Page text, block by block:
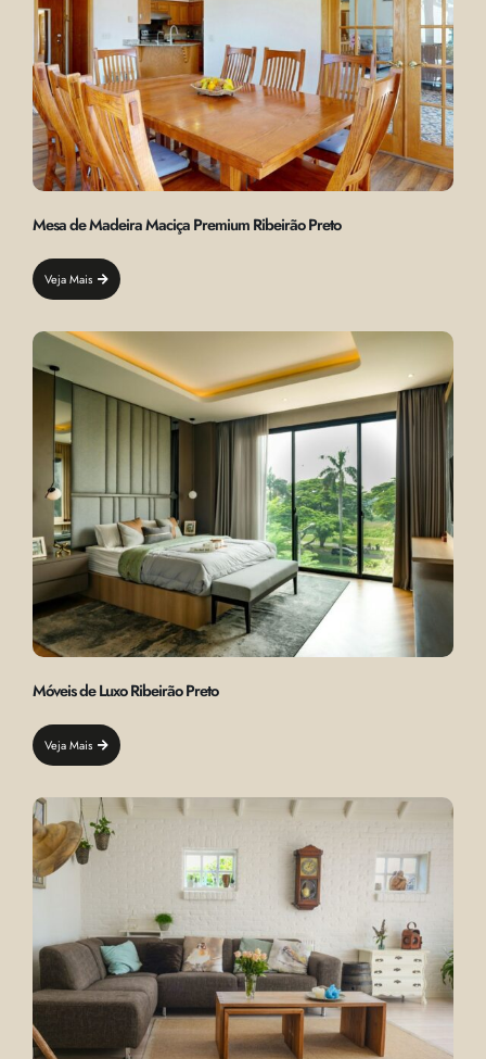
Mesa de Madeira Maciça Premium Ribeirão Preto
Veja Mais
Móveis de Luxo Ribeirão Preto
Veja Mais